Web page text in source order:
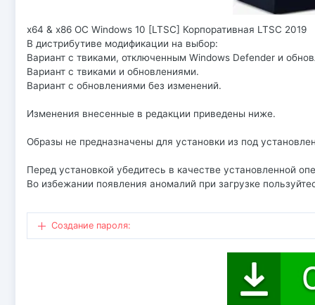
x64 & x86 ОС Windows 10 [LTSC] Корпоративная LTSC 2019
В дистрибутиве модификации на выбор:
Вариант с твиками, отключенным Windows Defender и
Вариант с твиками и обновлениями.
Вариант с обновлениями без изменений.
Изменения внесенные в редакции приведены ниже.
Образы не предназначены для установки из под
Перед установкой убедитесь в качестве установленной
Во избежании появления аномалий при загрузке
Создание пароля: